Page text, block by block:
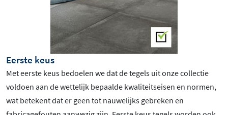
Eerste keus
Met eerste keus bedoelen we dat de tegels uit onze collectie
voldoen aan de wettelijk bepaalde kwaliteitseisen en normen,
wat betekent dat er geen tot nauwelijks gebreken en